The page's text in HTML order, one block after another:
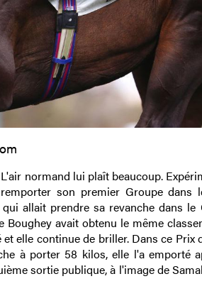
normand lui plaît beaucoup.
son premier Groupe dans
allait prendre sa revanche dans le
avait obtenu le même
elle continue de briller. Dans ce Prix
à porter 58 kilos, elle l'a emporté
sortie publique, à l'image de